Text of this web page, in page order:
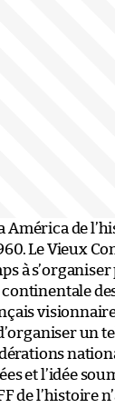
de
Le Vieux
à
un
et l’idée
de l’histoire